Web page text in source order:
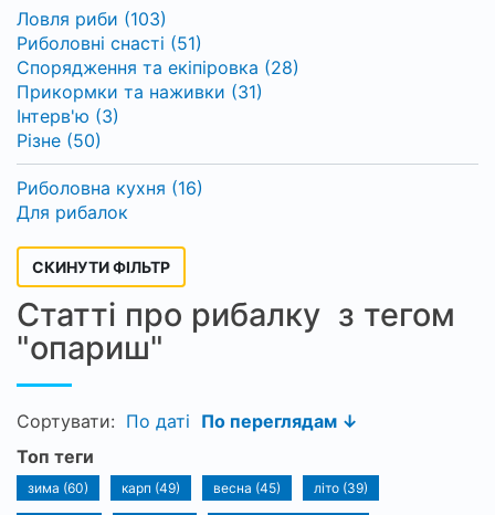
Ловля риби (103)
Риболовні снасті (51)
Спорядження та екіпіровка (28)
Прикормки та наживки (31)
Інтерв'ю (3)
Різне (50)
Риболовна кухня (16)
Для рибалок
СКИНУТИ ФІЛЬТР
Статті про рибалку з тегом
"опариш"
Сортувати: По даті По переглядам ↓
Топ теги
зима (60) карп (49) весна (45) літо (39)